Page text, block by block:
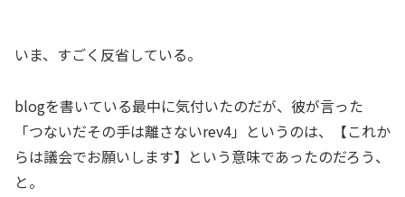
いま、すごく反省している。
blogを書いている最中に気付いたのだが、彼が言った
「つないだその手は離さないrev4」というのは、【これか
らは議会でお願いします】という意味であったのだろう、
と。